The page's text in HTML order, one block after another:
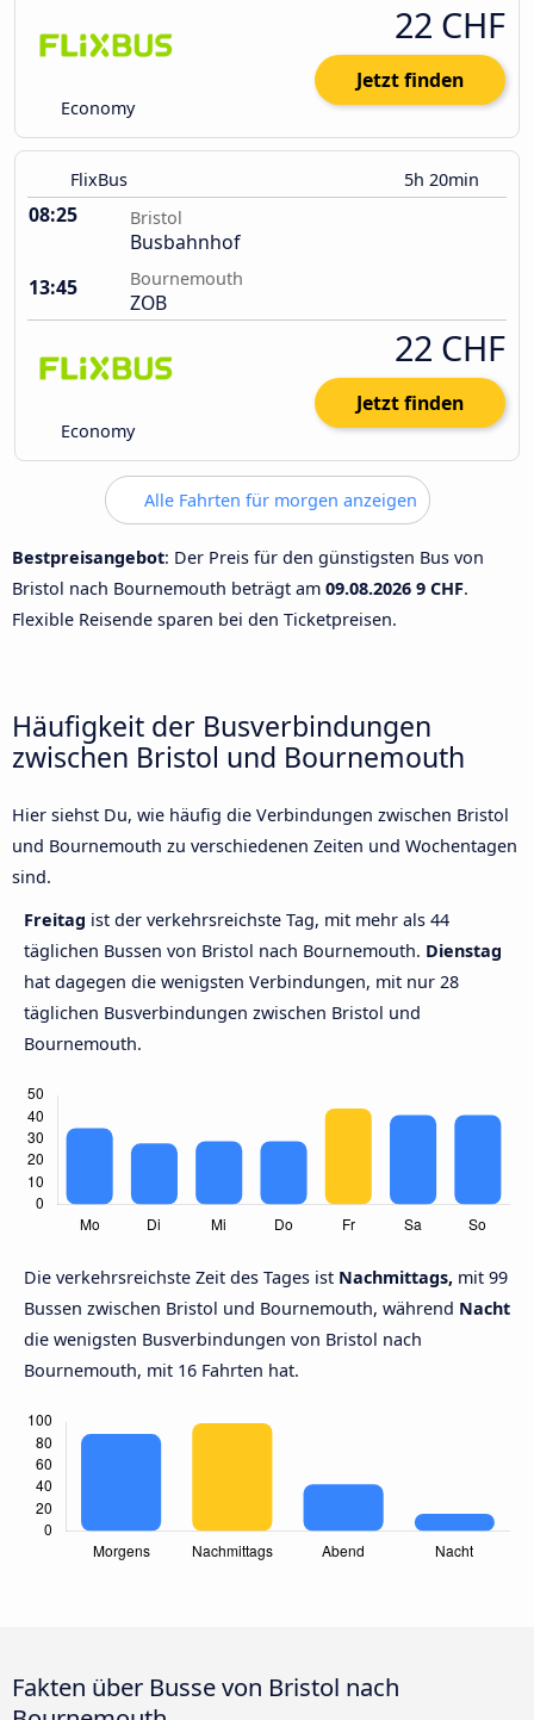
Economy
22 CHF
Jetzt finden
FlixBus 5h 20min
08:25 Bristol
Busbahnhof
13:45
Bournemouth
ZOB
Economy
22 CHF
Jetzt finden
Alle Fahrten für morgen anzeigen
Bestpreisangebot: Der Preis für den günstigsten Bus von
Bristol nach Bournemouth beträgt am 09.08.2026 9 CHF.
Flexible Reisende sparen bei den Ticketpreisen.
Häufigkeit der Busverbindungen
zwischen Bristol und Bournemouth
Hier siehst Du, wie häufig die Verbindungen zwischen Bristol
und Bournemouth zu verschiedenen Zeiten und Wochentagen
sind.
Freitag ist der verkehrsreichste Tag, mit mehr als 44
täglichen Bussen von Bristol nach Bournemouth. Dienstag
hat dagegen die wenigsten Verbindungen, mit nur 28
täglichen Busverbindungen zwischen Bristol und
Bournemouth.
Die verkehrsreichste Zeit des Tages ist Nachmittags, mit 99
Bussen zwischen Bristol und Bournemouth, während Nacht
die wenigsten Busverbindungen von Bristol nach
Bournemouth, mit 16 Fahrten hat.
Fakten über Busse von Bristol nach